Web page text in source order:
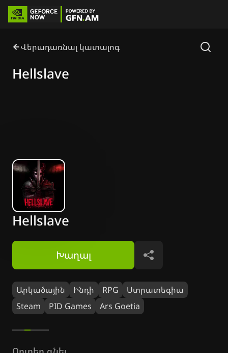
Վերադառնալ կատալոգ
Hellslave
Hellslave
Արկածային Ինդի RPG
Ստրատեգիա
Steam
PID Games Ars Goetia
Խաղալ Կիսվել